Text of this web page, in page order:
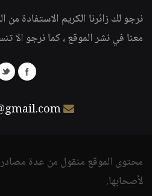
نرجو لك زائرنا الكريم الاستفادة من
معنا في نشر الموقع ، كما نرجو الا
محتوى الموقع منقول من عدة
لأصحابها.